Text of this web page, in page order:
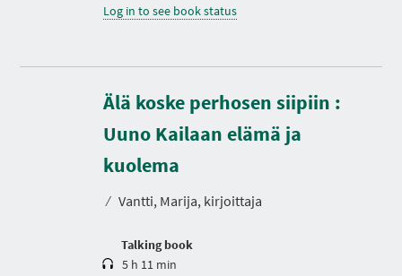
Log in to see book status
Älä koske perhosen siipiin :
Uuno Kailaan elämä ja
kuolema
⁄ Vantti, Marija, kirjoittaja
Talking book
D
u
r
a
i
5 h 11 min